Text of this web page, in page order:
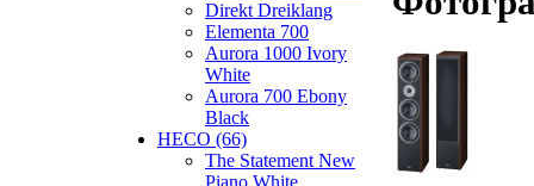
Direkt Dreiklang
Elementa 700
Aurora 1000 Ivory
White
Aurora 700 Ebony
Black
HECO (66)
The Statement New
Piano White